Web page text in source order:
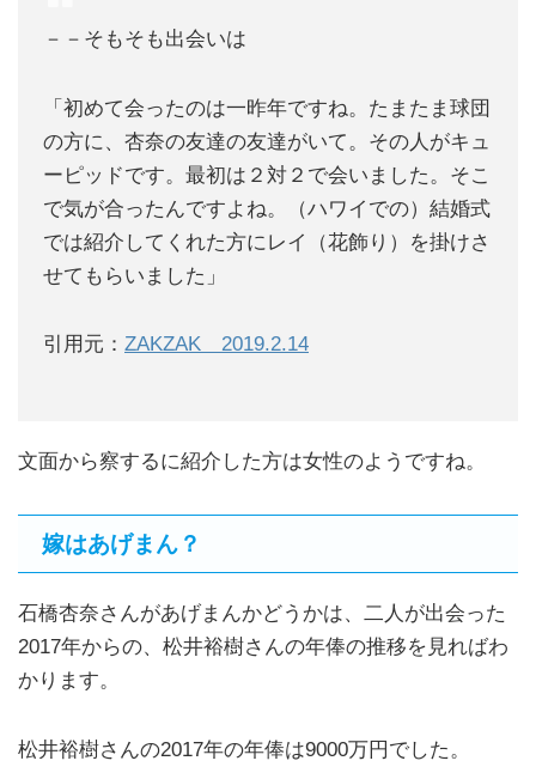
－－そもそも出会いは
「初めて会ったのは一昨年ですね。たまたま球団
の方に、杏奈の友達の友達がいて。その人がキュ
ーピッドです。最初は２対２で会いました。そこ
で気が合ったんですよね。（ハワイでの）結婚式
では紹介してくれた方にレイ（花飾り）を掛けさ
せてもらいました」
引用元： ZAKZAK 2019.2.14
文面から察するに紹介した方は女性のようですね。
嫁はあげまん？
石橋杏奈さんがあげまんかどうかは、二人が出会った
2017年からの、松井裕樹さんの年俸の推移を見ればわ
かります。
松井裕樹さんの2017年の年俸は9000万円でした。